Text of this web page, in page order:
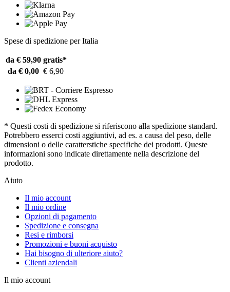
Spese di spedizione per Italia
da € 59,90 gratis*
da € 0,00 € 6,90
* Questi costi di spedizione si riferiscono alla spedizione standard.
Potrebbero esserci costi aggiuntivi, ad es. a causa del peso, delle
dimensioni o delle caratterstiche specifiche dei prodotti. Queste
informazioni sono indicate direttamente nella descrizione del
prodotto.
Aiuto
Il mio account
Il mio ordine
Opzioni di pagamento
Spedizione e consegna
Resi e rimborsi
Promozioni e buoni acquisto
Hai bisogno di ulteriore aiuto?
Clienti aziendali
Il mio account